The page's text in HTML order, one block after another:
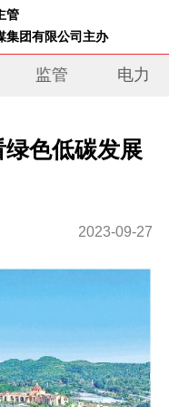
管
集团有限公司主办
监管 电力
色低碳发展
2023-09-27